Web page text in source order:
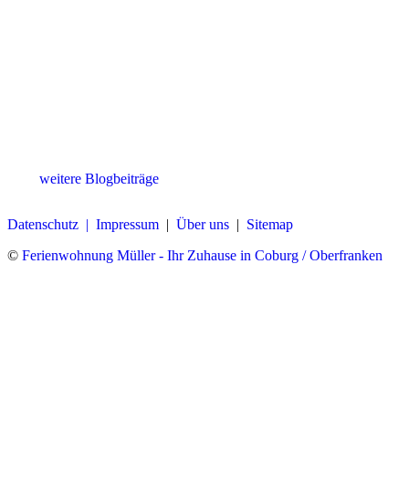
weitere Blogbeiträge
Datenschutz | Impressum | Über uns | Sitemap
© Ferienwohnung Müller - Ihr Zuhause in Coburg / Oberfranken